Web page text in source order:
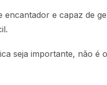
encantador e capaz de
seja importante, não é